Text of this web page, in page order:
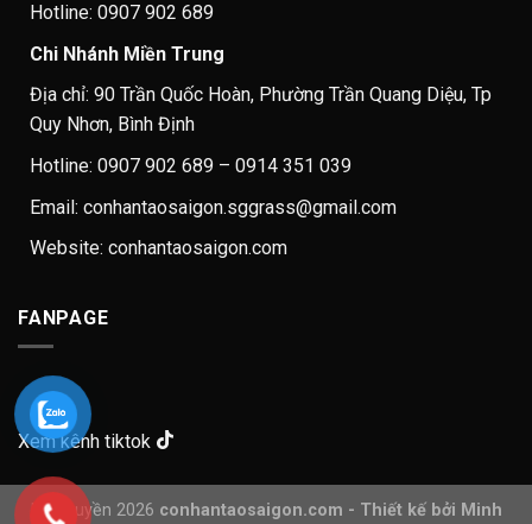
Hotline: 0907 902 689
Chi Nhánh Miền Trung
Địa chỉ: 90 Trần Quốc Hoàn, Phường Trần Quang Diệu, Tp
Quy Nhơn, Bình Định
Hotline: 0907 902 689 – 0914 351 039
Email: conhantaosaigon.sggrass@gmail.com
Website: conhantaosaigon.com
FANPAGE
Xem kênh tiktok
Bản quyền 2026 conhantaosaigon.com - Thiết kế bởi Minh